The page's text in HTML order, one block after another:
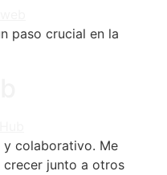
paso crucial en la
colaborativo. Me
junto a otros